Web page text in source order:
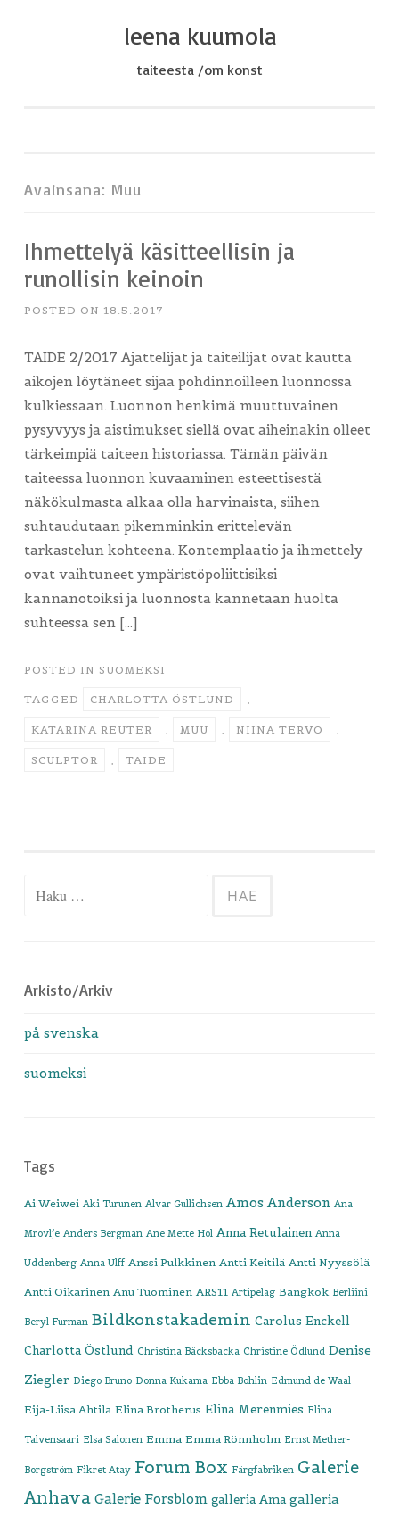
leena kuumola
taiteesta /om konst
Avainsana: Muu
Ihmettelyä käsitteellisin ja
runollisin keinoin
POSTED ON 18.5.2017
TAIDE 2/2017 Ajattelijat ja taiteilijat ovat kautta
aikojen löytäneet sijaa pohdinnoilleen luonnossa
kulkiessaan. Luonnon henkimä muuttuvainen
pysyvyys ja aistimukset siellä ovat aiheinakin olleet
tärkeimpiä taiteen historiassa. Tämän päivän
taiteessa luonnon kuvaaminen esteettisestä
näkökulmasta alkaa olla harvinaista, siihen
suhtaudutaan pikemminkin erittelevän
tarkastelun kohteena. Kontemplaatio ja ihmettely
ovat vaihtuneet ympäristöpoliittisiksi
kannanotoiksi ja luonnosta kannetaan huolta
suhteessa sen […]
POSTED IN SUOMEKSI
TAGGED CHARLOTTA ÖSTLUND ,
KATARINA REUTER , MUU , NIINA TERVO ,
SCULPTOR , TAIDE
Haku:
Arkisto/Arkiv
på svenska
suomeksi
Tags
Ai Weiwei Aki Turunen Alvar Gullichsen Amos Anderson Ana
Mrovlje Anders Bergman Ane Mette Hol Anna Retulainen Anna
Uddenberg Anna Ulff Anssi Pulkkinen Antti Keitilä Antti Nyyssölä
Antti Oikarinen Anu Tuominen ARS11 Artipelag Bangkok Berliini
Beryl Furman Bildkonstakademin Carolus Enckell
Charlotta Östlund Christina Bäcksbacka Christine Ödlund Denise
Ziegler Diego Bruno Donna Kukama Ebba Bohlin Edmund de Waal
Eija-Liisa Ahtila Elina Brotherus Elina Merenmies Elina
Talvensaari Elsa Salonen Emma Emma Rönnholm Ernst Mether-
Borgström Fikret Atay Forum Box Färgfabriken Galerie
Anhava Galerie Forsblom galleria Ama galleria